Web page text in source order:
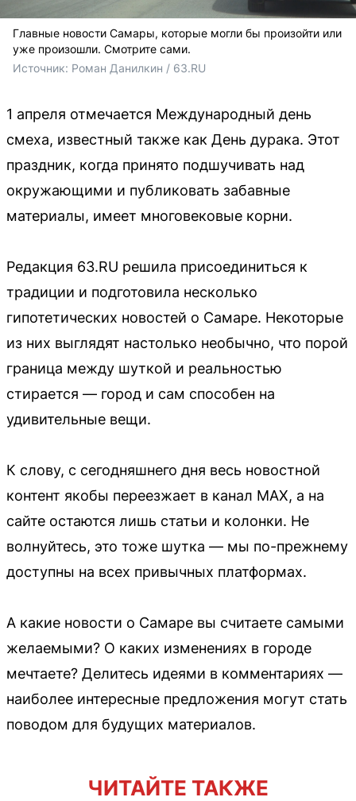
Главные новости Самары, которые могли бы произойти или
уже произошли. Смотрите сами.
Источник: Роман Данилкин / 63.RU
1 апреля отмечается Международный день
смеха, известный также как День дурака. Этот
праздник, когда принято подшучивать над
окружающими и публиковать забавные
материалы, имеет многовековые корни.
Редакция 63.RU решила присоединиться к
традиции и подготовила несколько
гипотетических новостей о Самаре. Некоторые
из них выглядят настолько необычно, что порой
граница между шуткой и реальностью
стирается — город и сам способен на
удивительные вещи.
К слову, с сегодняшнего дня весь новостной
контент якобы переезжает в канал MAX, а на
сайте остаются лишь статьи и колонки. Не
волнуйтесь, это тоже шутка — мы по-прежнему
доступны на всех привычных платформах.
А какие новости о Самаре вы считаете самыми
желаемыми? О каких изменениях в городе
мечтаете? Делитесь идеями в комментариях —
наиболее интересные предложения могут стать
поводом для будущих материалов.
ЧИТАЙТЕ ТАКЖЕ